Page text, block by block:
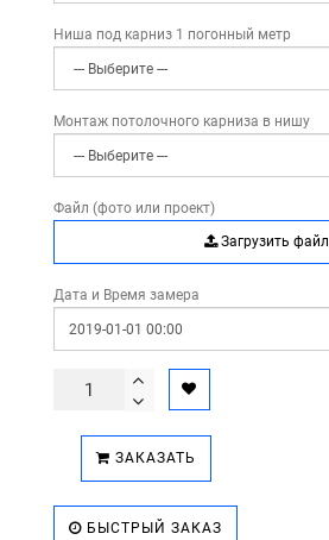
Ниша под карниз 1 погонный метр
Монтаж потолочного карниза в нишу
Файл (фото или проект)
Загрузить файл
Дата и Время замера
ЗАКАЗАТЬ
БЫСТРЫЙ ЗАКАЗ